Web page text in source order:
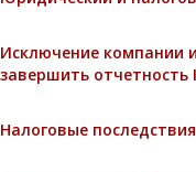
Исключение компании
завершить отчетность
Налоговые